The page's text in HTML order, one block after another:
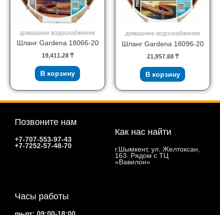
домашнее водоснабжение
Шланг Gardena 18066-20
19,411.28 ₸
В корзину
домашнее водоснабжение
Шланг Gardena 18096-20
21,957.88 ₸
В корзину
Позвоните нам
+7-707-553-97-43
+7-7252-57-48-70
Как нас найти
г.Шымкент, ул. Желтоксан,
163. Рядом с ТЦ
«Вавилон»
Часы работы